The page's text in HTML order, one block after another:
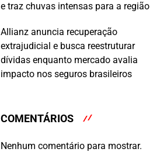
e traz chuvas intensas para a região
Allianz anuncia recuperação
extrajudicial e busca reestruturar
dívidas enquanto mercado avalia
impacto nos seguros brasileiros
COMENTÁRIOS
Nenhum comentário para mostrar.